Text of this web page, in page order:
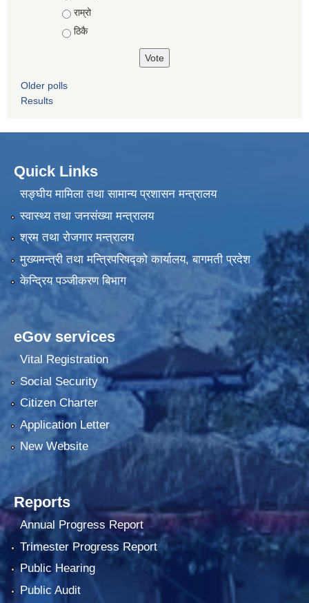
राम्रो
ठिकै
Older polls
Results
Quick Links
सङ्घीय मामिला तथा सामान्य प्रशासन मन्त्रालय
स्वास्थ्य तथा जनसंख्या मन्त्रालय
श्रम तथा रोजगार मन्त्रालय
मुख्यमन्त्री तथा मन्त्रिपरिषद्को कार्यालय, बागमती प्रदेश
केन्द्रिय पञ्जीकरण बिभाग
eGov services
Vital Registration
Social Security
Citizen Charter
Application Letter
New Website
Reports
Annual Progress Report
Trimester Progress Report
Public Hearing
Public Audit